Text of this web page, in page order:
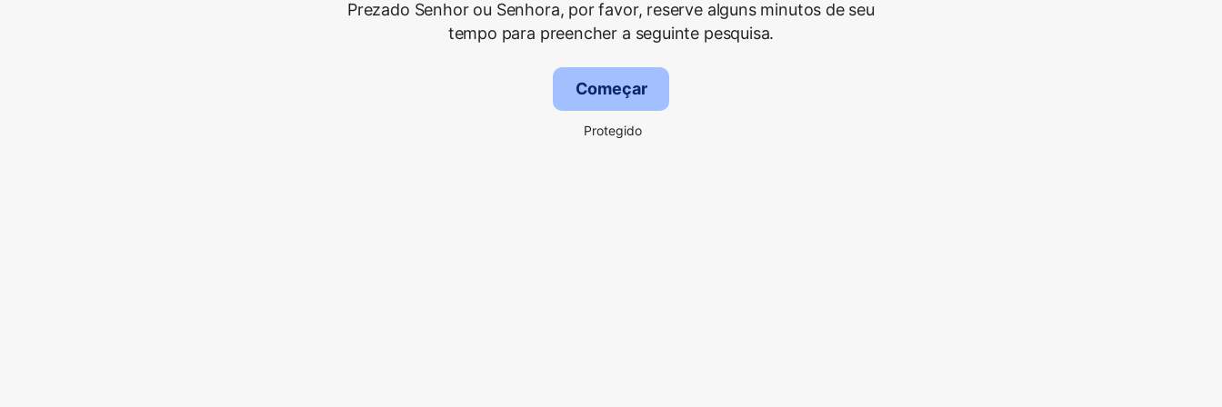
Prezado Senhor ou Senhora, por favor, reserve alguns minutos de seu
tempo para preencher a seguinte pesquisa.
Começar
Protegido